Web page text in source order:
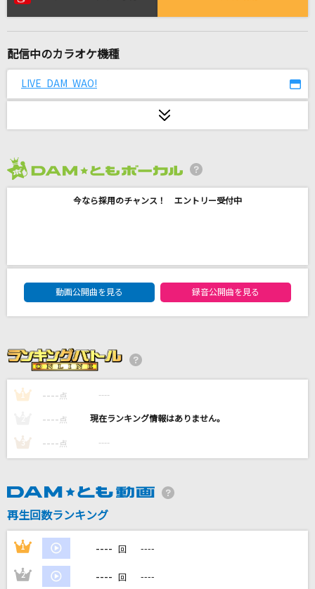
mosi mosi?
機械油
HY
ヤングアダルト
マカロニえんぴつ
初恋リバイバル
バルーン
配信中のカラオケ機種
LIVE DAM WAO!
今なら採用のチャンス！ エントリー受付中
DAM★ともボーカルエントリーランキング
動画公開曲を見る
録音公開曲を見る
1 ---- 点 ----
---- 点 ----
3 ---- 点 ----
再生回数ランキング
1 ---- 回 ----
2 ---- 回 ----